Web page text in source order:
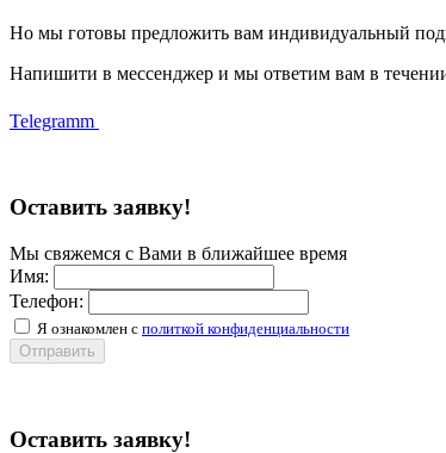
Но мы готовы предложить вам индивидуальный
Напишити в мессенджер и мы ответим вам в
Telegramm
Оставить заявку!
Мы свяжемся с Вами в ближайшее время
Имя:
Телефон:
Я ознакомлен с политкой конфиденциальности
Отправить
Оставить заявку!